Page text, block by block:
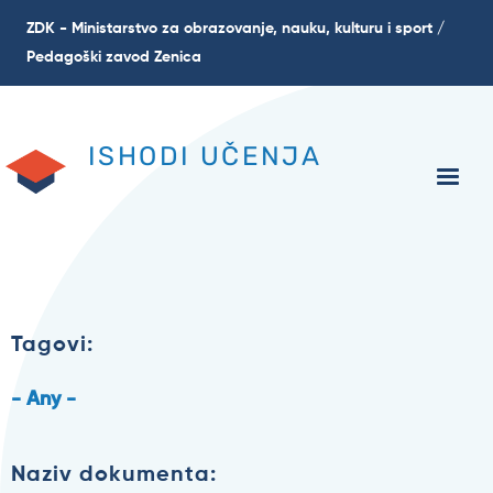
ZDK - Ministarstvo za obrazovanje, nauku, kulturu i sport /
Pedagoški zavod Zenica
ISHODI UČENJA
Tagovi:
- Any -
Naziv dokumenta: